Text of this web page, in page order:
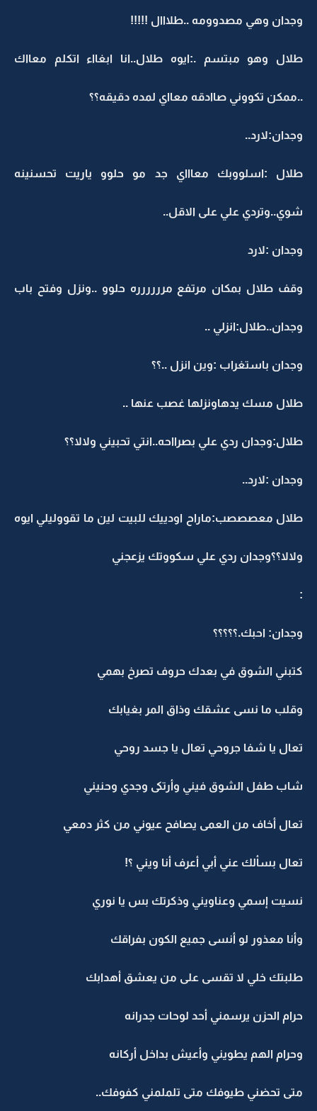
وجدان وهي مصدوومه ..طلااال !!!!!
طلال وهو مبتسم .:ايوه طلال..انا ابغااء اتكلم معااك
..ممكن تكووني صاادقه معااي لمده دقيقه؟؟
وجدان:لارد..
طلال :اسلووبك معاااي جد مو حلوو ياريت تحسنينه
شوي..وتردي علي على الاقل..
وجدان :لارد
وقف طلال بمكان مرتفع مرررررره حلوو ..ونزل وفتح باب
وجدان..طلال:انزلي ..
وجدان باستغراب :وين انزل ..؟؟
طلال مسك يدهاونزلها غصب عنها ..
طلال:وجدان ردي علي بصرااحه..انتي تحبيني ولالا؟؟
وجدان :لارد..
طلال معصصصب:ماراح اودييك للبيت لين ما تقووليلي ايوه
ولالا؟؟وجدان ردي علي سكووتك يزعجني
:
وجدان: احبك.؟؟؟؟؟
كتبني الشوق في بعدك حروف تصرخ بهمي
وقلب ما نسى عشقك وذاق المر بغيابك
تعال يا شفا جروحي تعال يا جسد روحي
شاب طفل الشوق فيني وأرتكى وجدي وحنيني
تعال أخاف من العمى يصافح عيوني من كثر دمعي
تعال بسألك عني أبي أعرف أنا ويني ؟!
نسيت إسمي وعناويني وذكرتك بس يا نوري
وأنا معذور لو أنسى جميع الكون بفراقك
طلبتك خلي لا تقسى على من يعشق أهدابك
حرام الحزن يرسمني أحد لوحات جدرانه
وحرام الهم يطويني وأعيش بداخل أركانه
متى تحضني طيوفك متى تلملمني كفوفك..